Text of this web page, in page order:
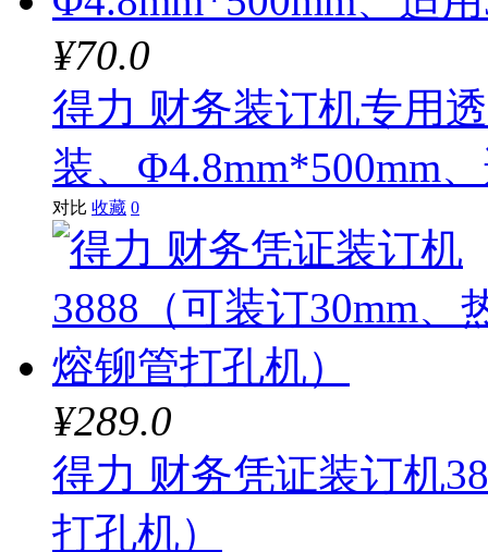
¥70.0
得力 财务装订机专用
装、Φ4.8mm*500mm
对比 收藏 0
¥289.0
得力 财务凭证装订机
打孔机）